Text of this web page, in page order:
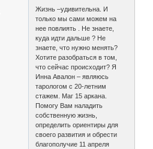
Жизнь –удивительна. И
только мы сами можем на
нее повлиять . Не знаете,
куда идти дальше ? Не
знаете, что нужно менять?
Хотите разобраться в том,
что сейчас происходит? Я
Инна Авалон – являюсь
тарологом с 20-летним
стажем. Маг 15 аркана.
Помогу Вам наладить
собственную жизнь,
определить ориентиры для
своего развития и обрести
благополучие 11 апреля